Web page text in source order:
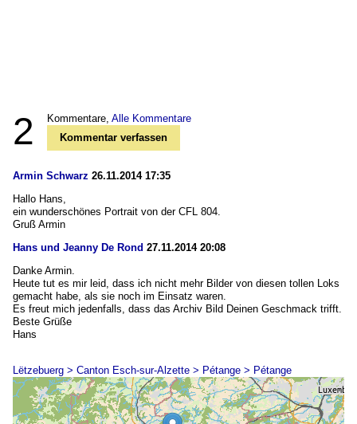
2 Kommentare, Alle Kommentare
Kommentar verfassen
Armin Schwarz 26.11.2014 17:35
Hallo Hans,
ein wunderschönes Portrait von der CFL 804.
Gruß Armin
Hans und Jeanny De Rond 27.11.2014 20:08
Danke Armin.
Heute tut es mir leid, dass ich nicht mehr Bilder von diesen tollen Loks
gemacht habe, als sie noch im Einsatz waren.
Es freut mich jedenfalls, dass das Archiv Bild Deinen Geschmack trifft.
Beste Grüße
Hans
Lëtzebuerg > Canton Esch-sur-Alzette > Pétange > Pétange